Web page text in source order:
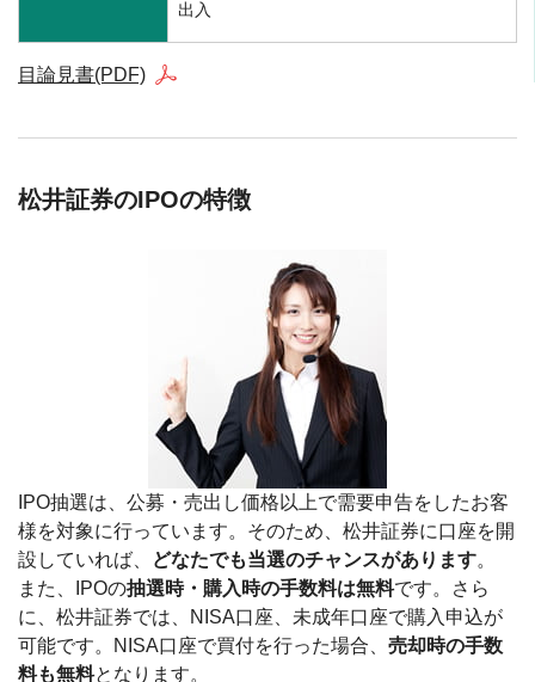
出入
目論見書(PDF)
松井証券のIPOの特徴
IPO抽選は、公募・売出し価格以上で需要申告をしたお客
様を対象に行っています。そのため、松井証券に口座を開
設していれば、
どなたでも当選のチャンスがあります。
また、IPOの抽選時・購入時の手数料は無料です。さら
に、松井証券では、NISA口座、未成年口座で購入申込が
可能です。NISA口座で買付を行った場合、 売却時の手数
料も無料となります。